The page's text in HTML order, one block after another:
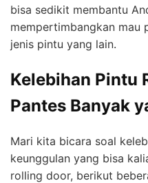
bisa sedikit membantu
mempertimbangkan mau
jenis pintu yang lain.
Kelebihan Pintu
Pantes Banyak
Mari kita bicara soal
keunggulan yang bisa
rolling door, berikut